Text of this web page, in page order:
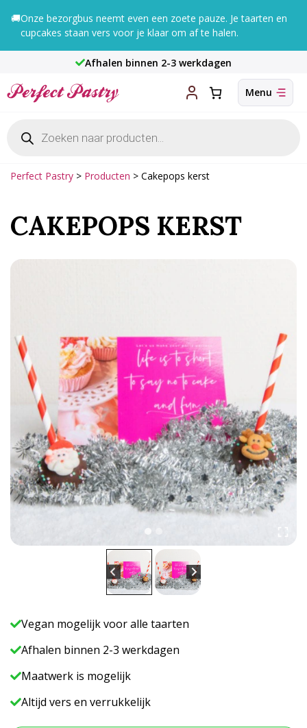
naar
🚚Onze bezorgbus neemt even een zoete pauze. Je taarten en
cupcakes staan vers voor je klaar om af te halen.
Afhalen binnen 2-3 werkdagen
zoeken
Perfect Pastry > Producten > Cakepops kerst
CAKEPOPS KERST
Vegan mogelijk voor alle taarten
Afhalen binnen 2-3 werkdagen
Maatwerk is mogelijk
Altijd vers en verrukkelijk